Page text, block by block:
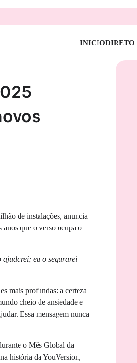
INICIODIRETO
de instalações, anuncia
anos que o verso ocupa o
ajudarei; eu o segurarei
mais profundas: a certeza
cheio de ansiedade e
Essa mensagem nunca
o Mês Global da
história da YouVersion,